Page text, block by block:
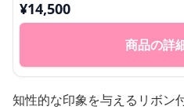
¥14,500
商品の詳
知性的な印象を与えるリボン